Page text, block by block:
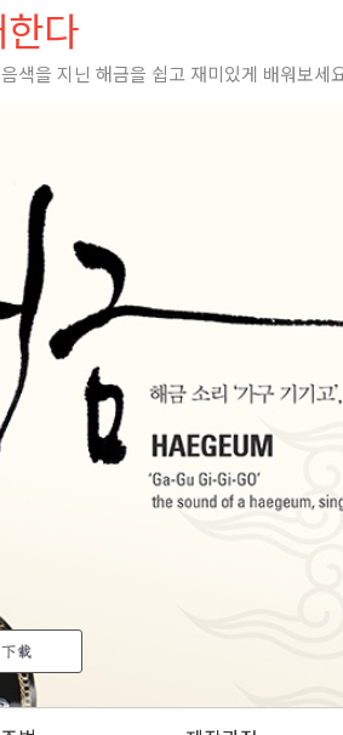
다
색을 지닌 해금을 쉽고 재미있게 배워보세